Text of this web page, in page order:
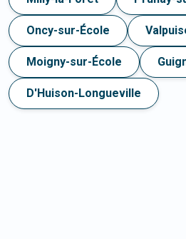
Oncy-sur-École
Moigny-sur-École
D'Huison-Longueville